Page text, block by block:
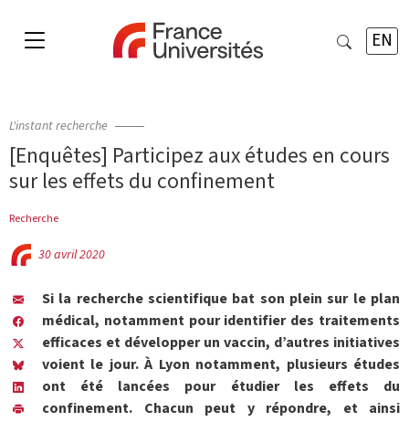
EN
L'instant recherche
[Enquêtes] Participez aux études en cours
sur les effets du confinement
Recherche
30 avril 2020
Si la recherche scientifique bat son plein sur le plan
médical, notamment pour identifier des traitements
efficaces et développer un vaccin, d’autres initiatives
voient le jour. À Lyon notamment, plusieurs études
ont été lancées pour étudier les effets du
confinement. Chacun peut y répondre, et ainsi